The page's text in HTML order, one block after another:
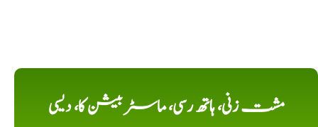
مشت زنی، ہاتھ رسی، ماسٹر بیشن کا، دیسی